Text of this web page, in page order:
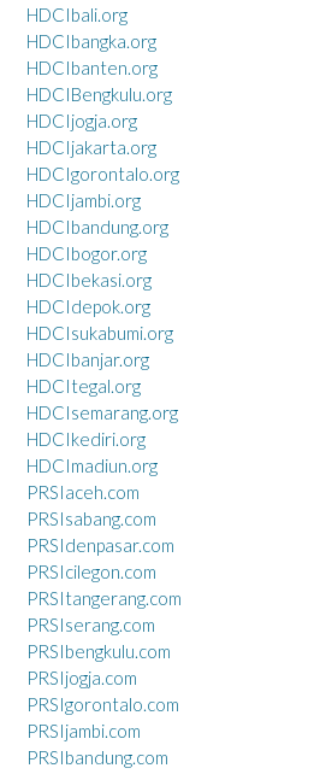
HDCIbali.org
HDCIbangka.org
HDCIbanten.org
HDCIBengkulu.org
HDCIjogja.org
HDCIjakarta.org
HDCIgorontalo.org
HDCIjambi.org
HDCIbandung.org
HDCIbogor.org
HDCIbekasi.org
HDCIdepok.org
HDCIsukabumi.org
HDCIbanjar.org
HDCItegal.org
HDCIsemarang.org
HDCIkediri.org
HDCImadiun.org
PRSIaceh.com
PRSIsabang.com
PRSIdenpasar.com
PRSIcilegon.com
PRSItangerang.com
PRSIserang.com
PRSIbengkulu.com
PRSIjogja.com
PRSIgorontalo.com
PRSIjambi.com
PRSIbandung.com